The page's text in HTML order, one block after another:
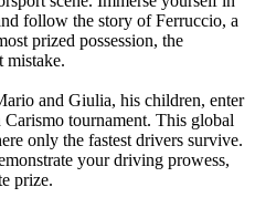
follow the story of Ferruccio, a
prized possession, the
mistake.
and Giulia, his children, enter
Carismo tournament. This global
only the fastest drivers survive.
your driving prowess,
prize.